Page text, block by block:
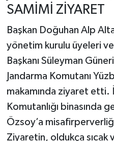
SAMİMİ ZİYARET
Başkan Doğuhan Alp
yönetim kurulu üyeleri
Başkanı Süleyman
Jandarma Komutanı
makamında ziyaret etti.
Komutanlığı binasında
Özsoy’a
Ziyaretin, oldukça